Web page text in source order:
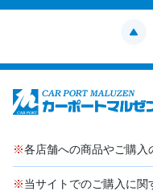
※各店舗への商品やご購入
※当サイトでのご購入に関